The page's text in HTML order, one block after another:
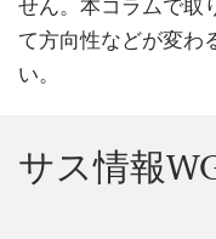
せん。本コラムで取
て方向性などが変わ
い。
サス情報